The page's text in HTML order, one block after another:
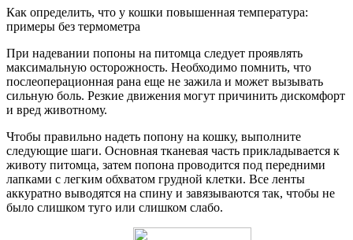
Как определить, что у кошки повышенная температура:
примеры без термометра
При надевании попоны на питомца следует проявлять
максимальную осторожность. Необходимо помнить, что
послеоперационная рана еще не зажила и может вызывать
сильную боль. Резкие движения могут причинить дискомфорт
и вред животному.
Чтобы правильно надеть попону на кошку, выполните
следующие шаги. Основная тканевая часть прикладывается к
животу питомца, затем попона проводится под передними
лапками с легким обхватом грудной клетки. Все ленты
аккуратно выводятся на спину и завязываются так, чтобы не
было слишком туго или слишком слабо.